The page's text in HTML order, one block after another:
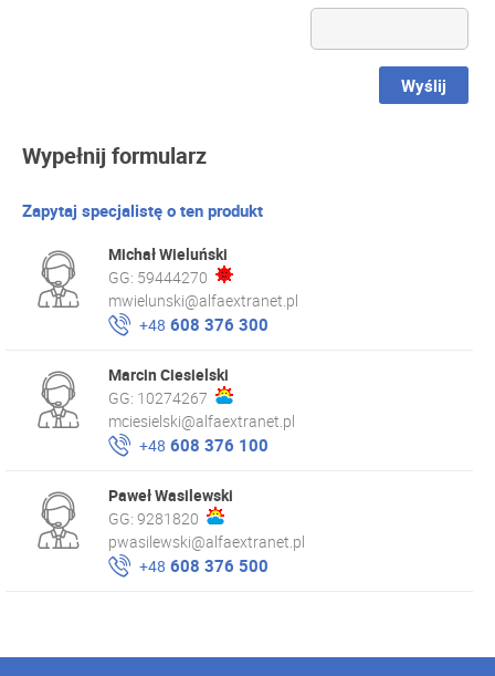
Wyślij
Wypełnij formularz
Zapytaj specjalistę o ten produkt
Michał Wieluński
GG: 59444270
mwielunski@alfaextranet.pl
+48 608 376 300
Marcin Ciesielski
GG: 10274267
mciesielski@alfaextranet.pl
+48 608 376 100
Paweł Wasilewski
GG: 9281820
pwasilewski@alfaextranet.pl
+48 608 376 500